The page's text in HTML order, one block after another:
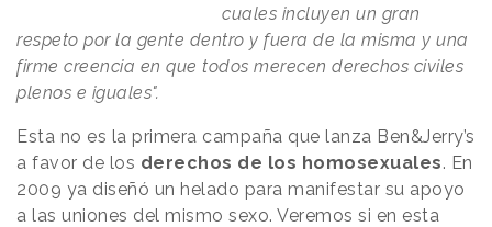
cuales incluyen un gran
respeto por la gente dentro y fuera de la misma y una
firme creencia en que todos merecen derechos civiles
plenos e iguales".
Esta no es la primera campaña que lanza Ben&Jerry’s
a favor de los derechos de los homosexuales. En
2009 ya diseñó un helado para manifestar su apoyo
a las uniones del mismo sexo. Veremos si en esta